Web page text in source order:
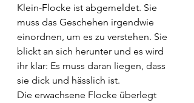
Klein-Flocke ist abgemeldet. Sie
muss das Geschehen irgendwie
einordnen, um es zu verstehen. Sie
blickt an sich herunter und es wird
ihr klar: Es muss daran liegen, dass
sie dick und hässlich ist.
Die erwachsene Flocke überlegt